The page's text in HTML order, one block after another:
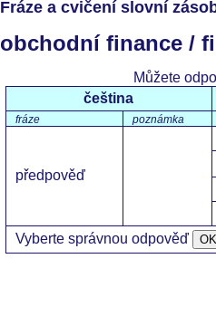
Fráze a cvičení slovní
obchodní finance /
Můžete
čeština
fráze poznámka
předpověď
Vyberte správnou odpověď